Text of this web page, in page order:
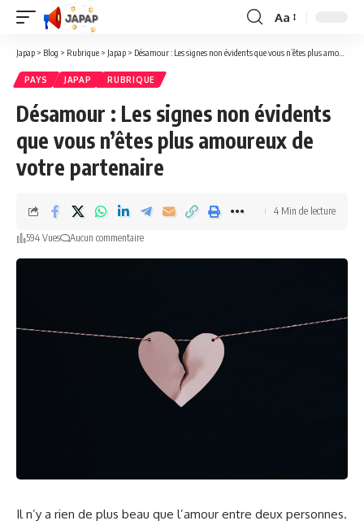
Redimensionner
Aa
Japap > Blog > Rubrique > Japap > Désamour : Les signes non évidents que vous n’êtes plus amoureux de votre partenaire
PAYS JAPAP RUBRIQUE
Désamour : Les signes non évidents
que vous n’êtes plus amoureux de
votre partenaire
594 Vues Aucun commentaire
4 Min de lecture
Il n’y a rien de plus beau que l’amour entre deux personnes.